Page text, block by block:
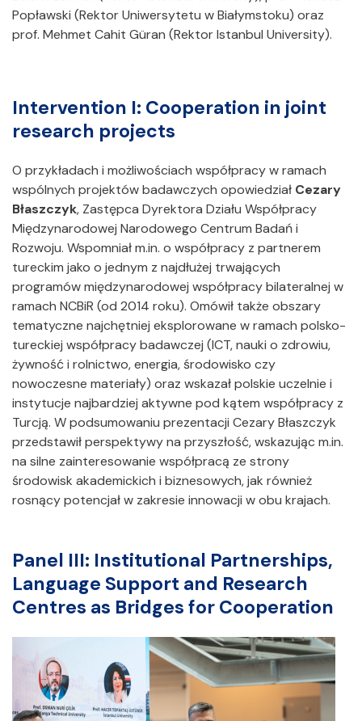
Popławski (Rektor Uniwersytetu w Białymstoku) oraz
prof. Mehmet Cahit Güran (Rektor Istanbul University).
Intervention I: Cooperation in joint
research projects
O przykładach i możliwościach współpracy w ramach
wspólnych projektów badawczych opowiedział Cezary
Błaszczyk, Zastępca Dyrektora Działu Współpracy
Międzynarodowej Narodowego Centrum Badań i
Rozwoju. Wspomniał m.in. o współpracy z partnerem
tureckim jako o jednym z najdłużej trwających
programów międzynarodowej współpracy bilateralnej w
ramach NCBiR (od 2014 roku). Omówił także obszary
tematyczne najchętniej eksplorowane w ramach polsko-
tureckiej współpracy badawczej (ICT, nauki o zdrowiu,
żywność i rolnictwo, energia, środowisko czy
nowoczesne materiały) oraz wskazał polskie uczelnie i
instytucje najbardziej aktywne pod kątem współpracy z
Turcją. W podsumowaniu prezentacji Cezary Błaszczyk
przedstawił perspektywy na przyszłość, wskazując m.in.
na silne zainteresowanie współpracą ze strony
środowisk akademickich i biznesowych, jak również
rosnący potencjał w zakresie innowacji w obu krajach.
Panel III: Institutional Partnerships,
Language Support and Research
Centres as Bridges for Cooperation